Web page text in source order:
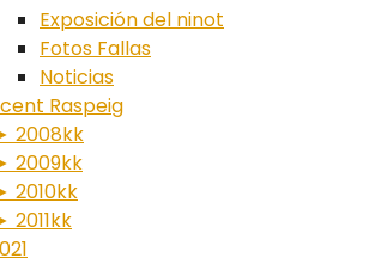
Exposición del ninot
Fotos Fallas
Noticias
Raspeig
2008kk
2009kk
2010kk
2011kk